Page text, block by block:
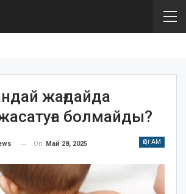
жағдайда
болмайды?
ҚОҒАМ
On Май 28, 2025